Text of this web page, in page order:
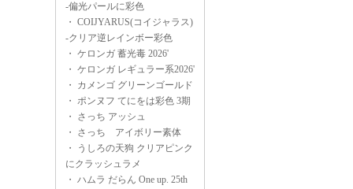
-偏光パールに彩色
・ COIJYARUS(コイジャラス)
-クリア逆レインボー彩色
・ ケロンガ 蓄光毒 2026'
・ ケロンガ レギュラー系2026'
・ カメンゴ グリーンゴールド
・ ポンヌフ てにをは彩色 3期
・ さっち アッシュ
・ さっち アイボリー素体
・
うしろの天狗 クリアピンク
にクラッシュラメ
・ ハムラ だらん One up. 25th